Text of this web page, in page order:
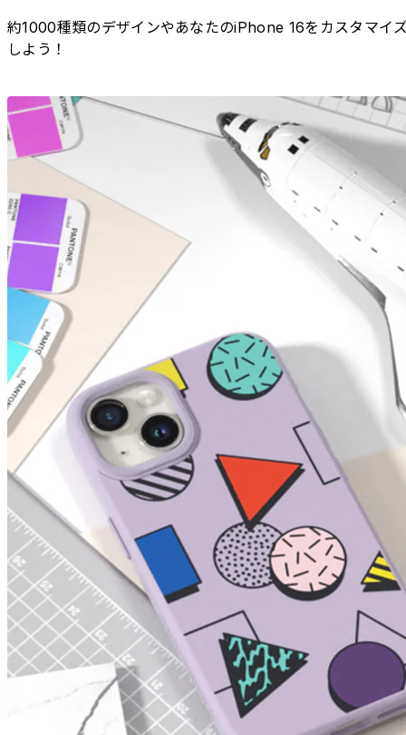
約1000種類のデザインやあなたのiPhone 16をカスタマイ
しよう！